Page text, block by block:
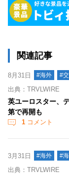
関連記事
8月31日 #海外 #
出典：TRVLWIRE
英ユーロスター、
第で再開も
1 コメント
3月31日 #海外 #
出典：TRVLWIRE